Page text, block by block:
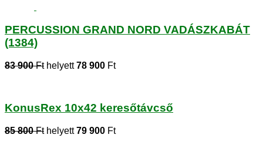
PERCUSSION GRAND NORD VADÁSZKABÁT
(1384)
83 900 Fthelyett78 900 Ft
KonusRex 10x42 keresőtávcső
85 800 Fthelyett79 900 Ft